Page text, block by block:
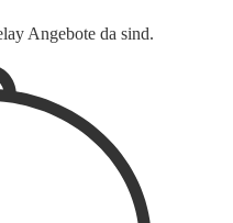
Angebote da sind.